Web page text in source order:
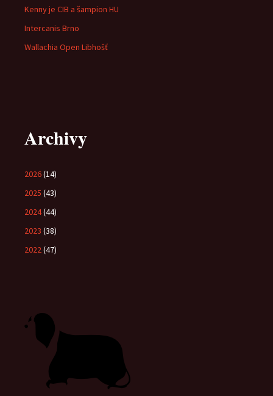
Kenny je CIB a šampion HU
Intercanis Brno
Wallachia Open Libhošť
Archivy
2026(14)
2025 (43)
2024(44)
2023 (38)
2022(47)